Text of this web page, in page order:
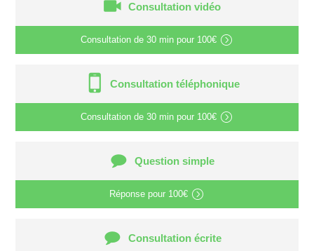
Consultation vidéo
Consultation de 30 min pour 100€
Consultation téléphonique
Consultation de 30 min pour 100€
Question simple
Réponse pour 100€
Consultation écrite